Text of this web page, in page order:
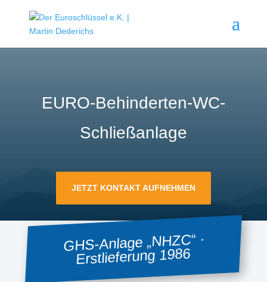
EURO-Behinderten-WC-
Schließanlage
JETZT KONTAKT AUFNEHMEN
GHS-Anlage „NHZC“ ·
Erstlieferung 1986